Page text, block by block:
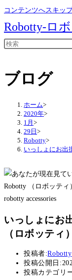
コンテンツへスキッ
Robotty-ロ
ブログ
ホーム>
2020年>
1月 >
29日 >
Robotty>
いっしょにお出
robotty accessories
いっしょにお
（ロボッティ）
投稿者:Robotty
投稿公開日:
投稿カテゴリ